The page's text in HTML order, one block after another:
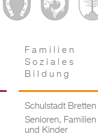
Familien
Soziales
Bildung
Schulstadt Bretten
Senioren, Familien
und Kinder